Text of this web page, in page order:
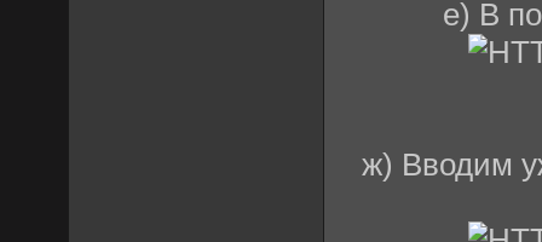
е) В
ж) Вводим